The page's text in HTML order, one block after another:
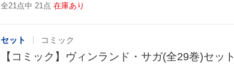
全21点中 21点 在庫あり
セット コミック
【コミック】ヴィンランド・サガ(全29巻)セット